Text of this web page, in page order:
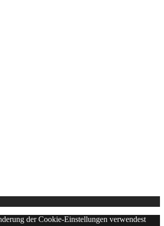
der Cookie-Einstellungen verwendest